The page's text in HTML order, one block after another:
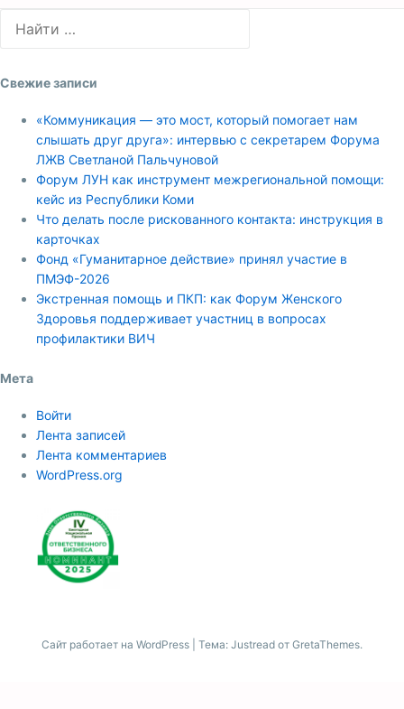
Свежие записи
«Коммуникация — это мост, который помогает нам
слышать друг друга»: интервью с секретарем Форума
ЛЖВ Светланой Пальчуновой
Форум ЛУН как инструмент межрегиональной помощи:
кейс из Республики Коми
Что делать после рискованного контакта: инструкция в
карточках
Фонд «Гуманитарное действие» принял участие в
ПМЭФ-2026
Экстренная помощь и ПКП: как Форум Женского
Здоровья поддерживает участниц в вопросах
профилактики ВИЧ
Мета
Войти
Лента записей
Лента комментариев
WordPress.org
Сайт работает на WordPress Тема: Justread от GretaThemes.